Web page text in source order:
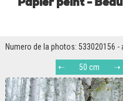
Papier peint -
Numero de la photos: 533020156
50 cm